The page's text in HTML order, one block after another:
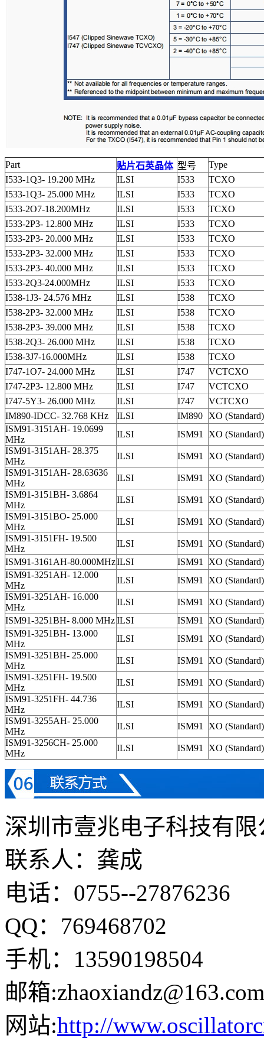
Part 贴片石英晶体 型号
Type
I533-1Q3- 19.200 MHz
ILSI I533
TCXO
I533-1Q3- 25.000 MHz
ILSI I533
TCXO
I533-2O7-18.200MHz
ILSI I533
TCXO
I533-2P3- 12.800 MHz
ILSI I533
TCXO
I533-2P3- 20.000 MHz
ILSI I533
TCXO
I533-2P3- 32.000 MHz
ILSI I533
TCXO
I533-2P3- 40.000 MHz
ILSI I533
TCXO
I533-2Q3-24.000MHz
ILSI I533
TCXO
I538-1J3- 24.576 MHz
ILSI I538
TCXO
I538-2P3- 32.000 MHz
ILSI I538
TCXO
I538-2P3- 39.000 MHz
ILSI I538
TCXO
I538-2Q3- 26.000 MHz
ILSI I538
TCXO
I538-3J7-16.000MHz
ILSI I538
TCXO
I747-1O7- 24.000 MHz
ILSI I747
VCTCXO
I747-2P3- 12.800 MHz
ILSI I747
VCTCXO
I747-5Y3- 26.000 MHz
ILSI I747
VCTCXO
IM890-IDCC- 32.768 KHz
ILSI IM890
XO (Standard)
ISM91-3151AH- 19.0699
MHz
ILSI ISM91
XO (Standard)
ISM91-3151AH- 28.375
MHz
ILSI ISM91
XO (Standard)
ISM91-3151AH- 28.63636
MHz
ILSI ISM91
XO (Standard)
ISM91-3151BH- 3.6864
MHz
ILSI ISM91
XO (Standard)
ISM91-3151BO- 25.000
MHz
ILSI ISM91
XO (Standard)
ISM91-3151FH- 19.500
MHz
ILSI ISM91
XO (Standard)
ISM91-3161AH-80.000MHzILSI ISM91
XO (Standard)
ISM91-3251AH- 12.000
MHz
ILSI ISM91
XO (Standard)
ISM91-3251AH- 16.000
MHz
ILSI ISM91
XO (Standard)
ISM91-3251BH- 8.000 MHzILSI ISM91
XO (Standard)
ISM91-3251BH- 13.000
MHz
ILSI ISM91
XO (Standard)
ISM91-3251BH- 25.000
MHz
ILSI ISM91
XO (Standard)
ISM91-3251FH- 19.500
MHz
ILSI ISM91
XO (Standard)
ISM91-3251FH- 44.736
MHz
ILSI ISM91
XO (Standard)
ISM91-3255AH- 25.000
MHz
ILSI ISM91
XO (Standard)
ISM91-3256CH- 25.000
MHz
ILSI ISM91 XO (Standard)
深圳市壹兆电子科技有限
联系人：龚成
电话：0755--27876236
QQ：769468702
手机：13590198504
邮箱:zhaoxiandz@163.com
网站:http://